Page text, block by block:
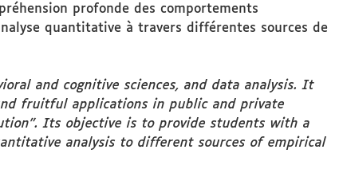
profonde des comportements
quantitative à travers différentes sources de
and cognitive sciences, and data analysis. It
fruitful applications in public and private
Its objective is to provide students with a
analysis to different sources of empirical